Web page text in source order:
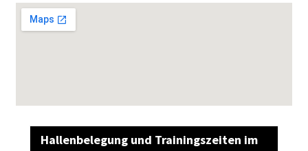
Hallenbelegung und Trainingszeiten im